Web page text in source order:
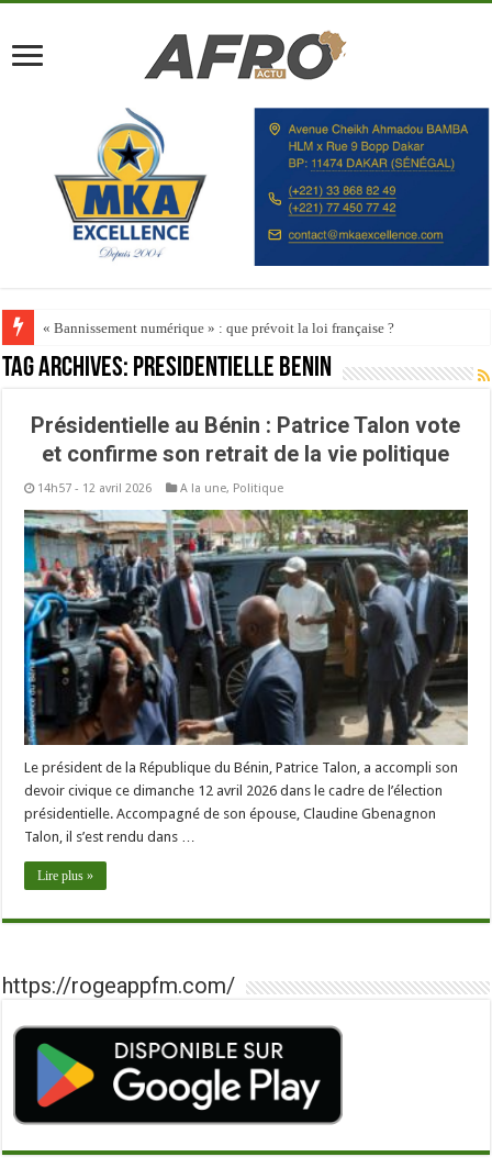
« Bannissement numérique » : que prévoit la loi française ?
Tag Archives: Présidentielle Benin
Présidentielle au Bénin : Patrice Talon vote
et confirme son retrait de la vie politique
14h57 - 12 avril 2026 A la une, Politique
Le président de la République du Bénin, Patrice Talon, a accompli son
devoir civique ce dimanche 12 avril 2026 dans le cadre de l’élection
présidentielle. Accompagné de son épouse, Claudine Gbenagnon
Talon, il s’est rendu dans …
Lire plus »
https://rogeappfm.com/